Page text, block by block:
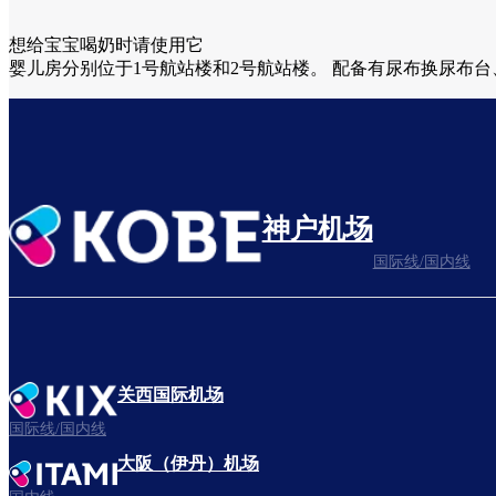
想给宝宝喝奶时请使用它
婴儿房分别位于1号航站楼和2号航站楼。 配备有尿布换尿布台
神户机场
国际线/国内线
关西国际机场
国际线/国内线
大阪（伊丹）机场